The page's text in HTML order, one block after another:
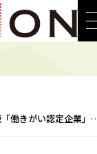
い認定企業」に認定されました